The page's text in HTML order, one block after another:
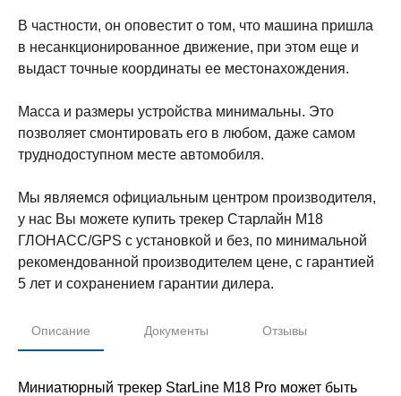
В частности, он оповестит о том, что машина пришла
в несанкционированное движение, при этом еще и
выдаст точные координаты ее местонахождения.
Масса и размеры устройства минимальны. Это
позволяет смонтировать его в любом, даже самом
труднодоступном месте автомобиля.
Мы являемся официальным центром производителя,
у нас Вы можете купить трекер Старлайн M18
ГЛОНАСС/GPS с установкой и без, по минимальной
рекомендованной производителем цене, с гарантией
5 лет и сохранением гарантии дилера.
Описание Документы Отзывы
Миниатюрный трекер StarLine M18 Pro может быть